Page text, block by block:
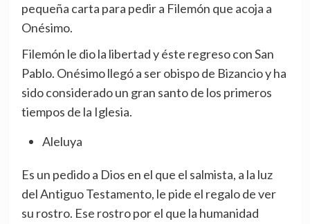
pequeña carta para pedir a Filemón que acoja a
Onésimo.
Filemón le dio la libertad y éste regreso con San
Pablo. Onésimo llegó a ser obispo de Bizancio y ha
sido considerado un gran santo de los primeros
tiempos de la Iglesia.
Aleluya
Es un pedido a Dios en el que el salmista, a la luz
del Antiguo Testamento, le pide el regalo de ver
su rostro. Ese rostro por el que la humanidad